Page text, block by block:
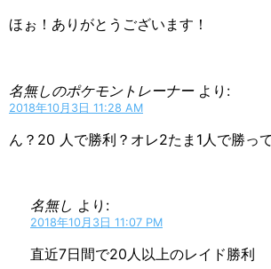
ほぉ！ありがとうございます！
名無しのポケモントレーナー より:
2018年10月3日 11:28 AM
ん？20 人で勝利？オレ2たま1人で勝っ
名無し より:
2018年10月3日 11:07 PM
直近7日間で20人以上のレイド勝利